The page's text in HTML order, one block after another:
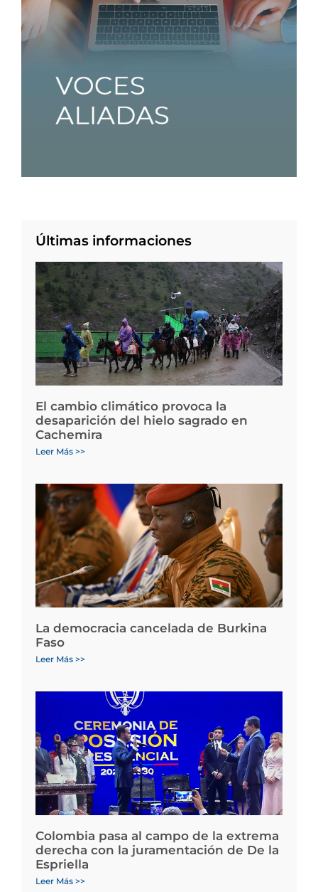
Últimas informaciones
El cambio climático provoca la
desaparición del hielo sagrado en
Cachemira
Leer Más >>
La democracia cancelada de Burkina
Faso
Leer Más >>
Colombia pasa al campo de la extrema
derecha con la juramentación de De la
Espriella
Leer Más >>